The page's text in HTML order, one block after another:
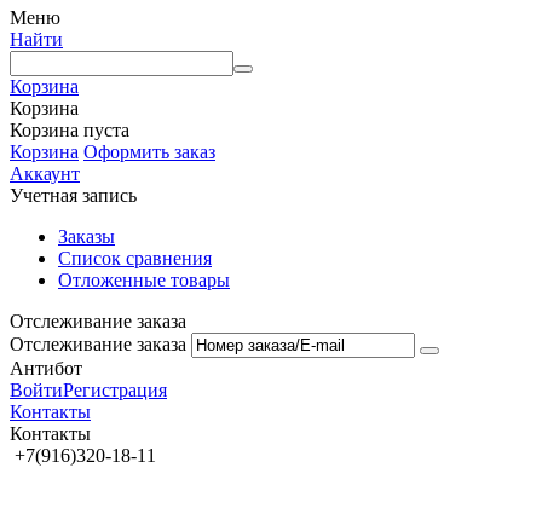
Меню
Найти
Корзина
Корзина
Корзина пуста
Корзина Оформить заказ
Аккаунт
Учетная запись
Заказы
Список сравнения
Отложенные товары
Отслеживание заказа
Отслеживание заказа
Антибот
ВойтиРегистрация
Контакты
Контакты
+7(916)320-18-11